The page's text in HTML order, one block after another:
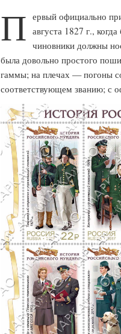
П ервый официально
августа 1827 г.,
чиновники должны
была довольно простого
гаммы; на плечах — погоны
соответствующем званию; с